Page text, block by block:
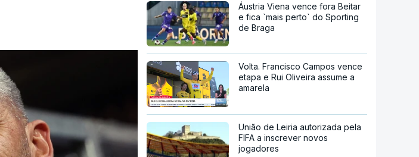
Áustria Viena vence fora Beitar
e fica `mais perto` do Sporting
de Braga
Volta. Francisco Campos vence
etapa e Rui Oliveira assume a
amarela
União de Leiria autorizada pela
FIFA a inscrever novos
jogadores